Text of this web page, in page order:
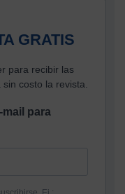
GRATIS
para recibir las
costo la revista.
para